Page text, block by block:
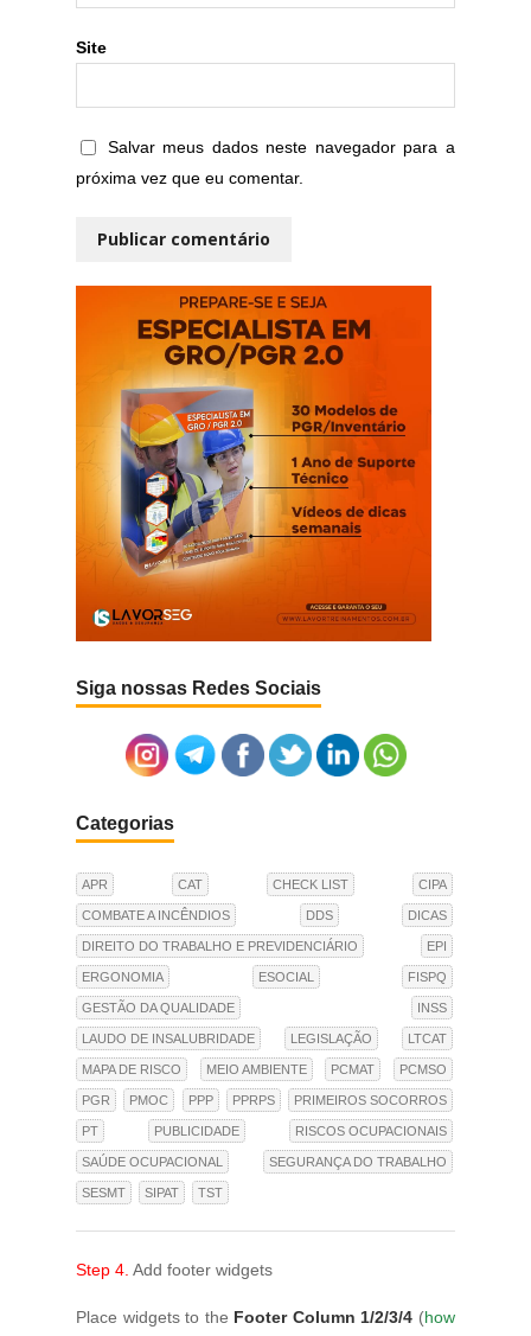
Site
Salvar meus dados neste navegador para a
próxima vez que eu comentar.
Siga nossas Redes Sociais
Categorias
APR CAT CHECK LIST CIPA
COMBATE A INCÊNDIOS DDS DICAS
DIREITO DO TRABALHO E PREVIDENCIÁRIO EPI
ERGONOMIA ESOCIAL FISPQ
GESTÃO DA QUALIDADE INSS
LAUDO DE INSALUBRIDADE LEGISLAÇÃO LTCAT
MAPA DE RISCO MEIO AMBIENTE PCMAT PCMSO
PGR PMOC PPP PPRPS PRIMEIROS SOCORROS
PT PUBLICIDADE RISCOS OCUPACIONAIS
SAÚDE OCUPACIONAL SEGURANÇA DO TRABALHO
SESMT SIPAT TST
Step 4. Add footer widgets
Place widgets to the Footer Column 1/2/3/4 (how